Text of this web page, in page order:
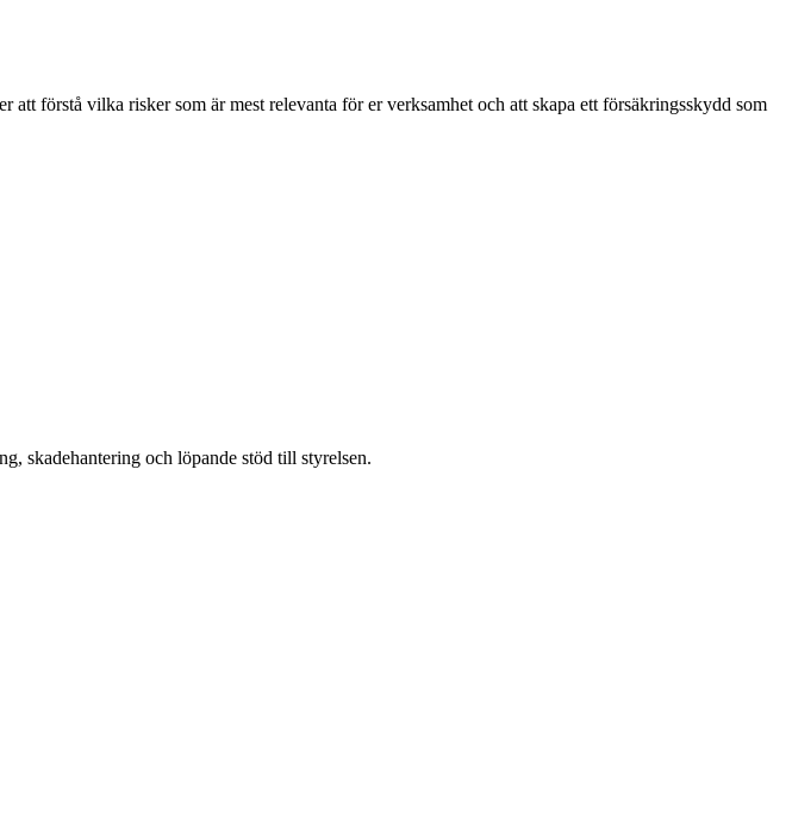
förstå vilka risker som är mest relevanta för er verksamhet och att skapa ett försäkringsskydd som
skadehantering och löpande stöd till styrelsen.